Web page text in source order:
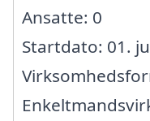
Ansatte: 0
Startdato: 01.